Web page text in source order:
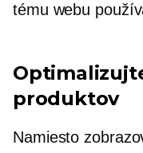
tému webu
produktov
Namiesto